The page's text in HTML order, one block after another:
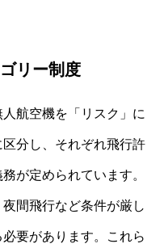
リー制度
航空機を「リスク」に
分し、それぞれ飛行許
が定められています。
間飛行など条件が厳し
要があります。これら